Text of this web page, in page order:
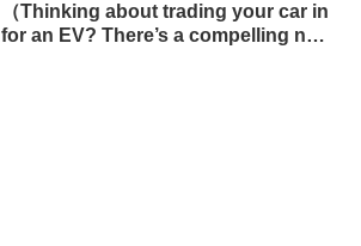
（Thinking about trading your car in
for an EV? There’s a compelling new